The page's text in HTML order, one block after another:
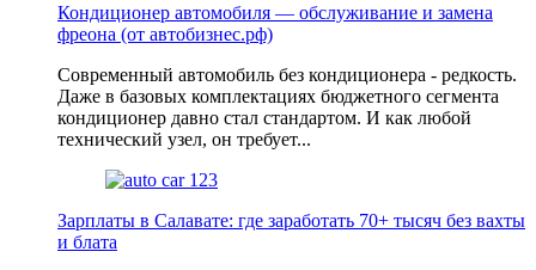
Кондиционер автомобиля — обслуживание и замена
фреона (от автобизнес.рф)
Современный автомобиль без кондиционера - редкость.
Даже в базовых комплектациях бюджетного сегмента
кондиционер давно стал стандартом. И как любой
технический узел, он требует...
Зарплаты в Салавате: где заработать 70+ тысяч без вахты
и блата